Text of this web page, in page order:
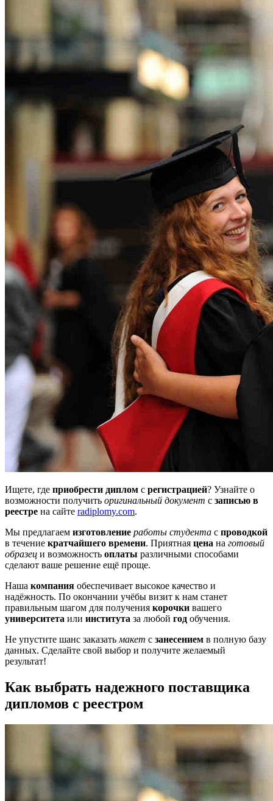
Ищете, где приобрести диплом с регистрацией? Узнайте о
возможности получить оригинальный документ с записью в
реестре на сайте radiplomy.com.
Мы предлагаем изготовление работы студента с проводкой
в течение кратчайшего времени. Приятная цена на готовый
образец и возможность оплаты различными способами
сделают ваше решение ещё проще.
Наша компания обеспечивает высокое качество и
надёжность. По окончании учёбы визит к нам станет
правильным шагом для получения корочки вашего
университета или института за любой год обучения.
Не упустите шанс заказать макет с занесением в полную базу
данных. Сделайте свой выбор и получите желаемый
результат!
Как выбрать надежного поставщика
дипломов с реестром